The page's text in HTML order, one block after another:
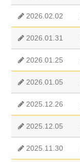
2026.02.02
2026.01.31
2026.01.25
2026.01.05
2025.12.26
2025.12.05
2025.11.30